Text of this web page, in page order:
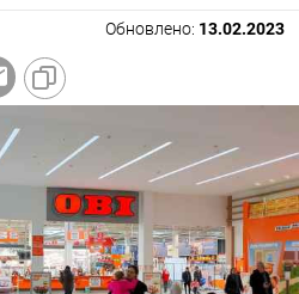
Обновлено: 13.02.2023